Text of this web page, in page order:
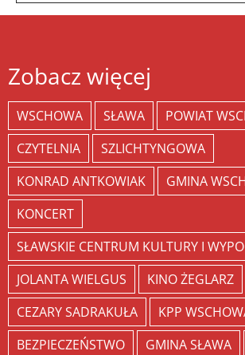
Zobacz więcej
WSCHOWA SŁAWA
POWIAT
CZYTELNIA
SZLICHTYNGOWA
KONRAD ANTKOWIAK
GMINA
KONCERT
SŁAWSKIE CENTRUM KULTURY I
JOLANTA WIELGUS
KINO ŻEGLARZ
CEZARY SADRAKUŁA
KPP
BEZPIECZEŃSTWO
GMINA SŁAWA